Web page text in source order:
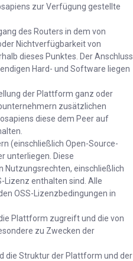
zur Verfügung gestellte
des Routers in dem von
Nichtverfügbarkeit von
dieses Punktes. Der Anschluss
Hard- und Software liegen
der Plattform ganz oder
zusätzlichen
diese dem Peer auf
(einschließlich Open-Source-
unterliegen. Diese
Nutzungsrechten, einschließlich
Lizenz enthalten sind. Alle
OSS-Lizenzbedingungen in
Plattform zugreift und die von
zu Zwecken der
die Struktur der Plattform und der